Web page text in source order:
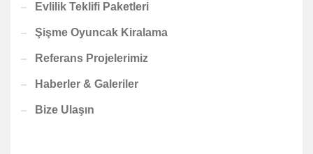
Evlilik Teklifi Paketleri
Şişme Oyuncak Kiralama
Referans Projelerimiz
Haberler & Galeriler
Bize Ulaşın